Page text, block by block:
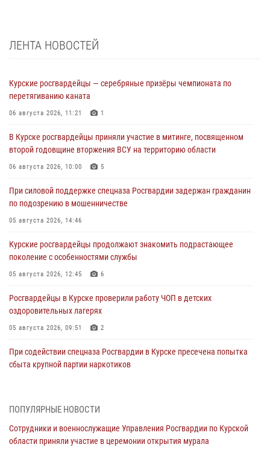
ЛЕНТА НОВОСТЕЙ
Курские росгвардейцы — серебряные призёры чемпионата по
перетягиванию каната
06 августа 2026, 11:21 1
В Курске росгвардейцы приняли участие в митинге, посвященном
второй годовщине вторжения ВСУ на территорию области
06 августа 2026, 10:00 5
При силовой поддержке спецназа Росгвардии задержан гражданин
по подозрению в мошенничестве
05 августа 2026, 14:46
Курские росгвардейцы продолжают знакомить подрастающее
поколение с особенностями службы
05 августа 2026, 12:45 6
Росгвардейцы в Курске проверили работу ЧОП в детских
оздоровительных лагерях
05 августа 2026, 09:51 2
При содействии спецназа Росгвардии в Курске пресечена попытка
сбыта крупной партии наркотиков
За прошедшую неделю росгвардейцы Курской области проверили
04 августа 2026, 07:00
ПОПУЛЯРНЫЕ НОВОСТИ
Сотрудники и военнослужащие Управления Росгвардии по Курской
области приняли участие в церемонии открытия мурала